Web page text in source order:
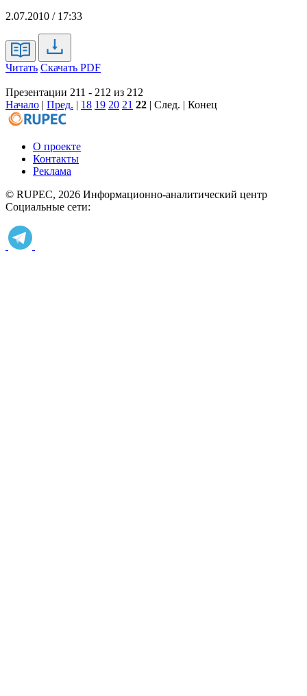
2.07.2010 / 17:33
Читать Скачать PDF
Презентации 211 - 212 из 212
Начало | Пред. | 18 19 20 21 22 | След. | Конец
О проекте
Контакты
Реклама
© RUPEC, 2026 Информационно-аналитический центр
Социальные сети: